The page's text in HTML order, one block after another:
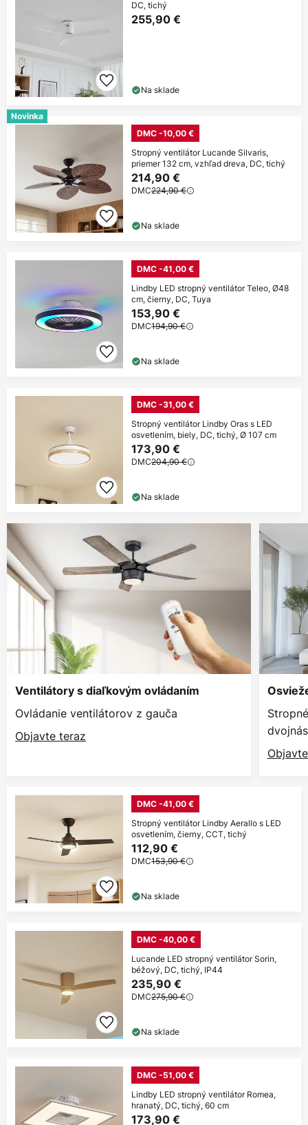
DC, tichý
255,90 €
Na sklade
Novinka
DMC -10,00 €
Stropný ventilátor Lucande Silvaris,
priemer 132 cm, vzhľad dreva, DC, tichý
214,90 €
DMC224,90 €
Na sklade
DMC -41,00 €
Lindby LED stropný ventilátor Teleo, Ø48
cm, čierny, DC, Tuya
153,90 €
DMC194,90 €
Na sklade
DMC -31,00 €
Stropný ventilátor Lindby Oras s LED
osvetlením, biely, DC, tichý, Ø 107 cm
173,90 €
DMC204,90 €
Na sklade
Ventilátory s diaľkovým ovládaním
Ovládanie ventilátorov z gauča
Objavte teraz
DMC -41,00 €
Stropný ventilátor Lindby Aerallo s LED
osvetlením, čierny, CCT, tichý
112,90 €
DMC153,90 €
Na sklade
DMC -40,00 €
Lucande LED stropný ventilátor Sorin,
béžový, DC, tichý, IP44
235,90 €
DMC275,90 €
Na sklade
DMC -51,00 €
Lindby LED stropný ventilátor Romea,
hranatý, DC, tichý, 60 cm
173,90 €